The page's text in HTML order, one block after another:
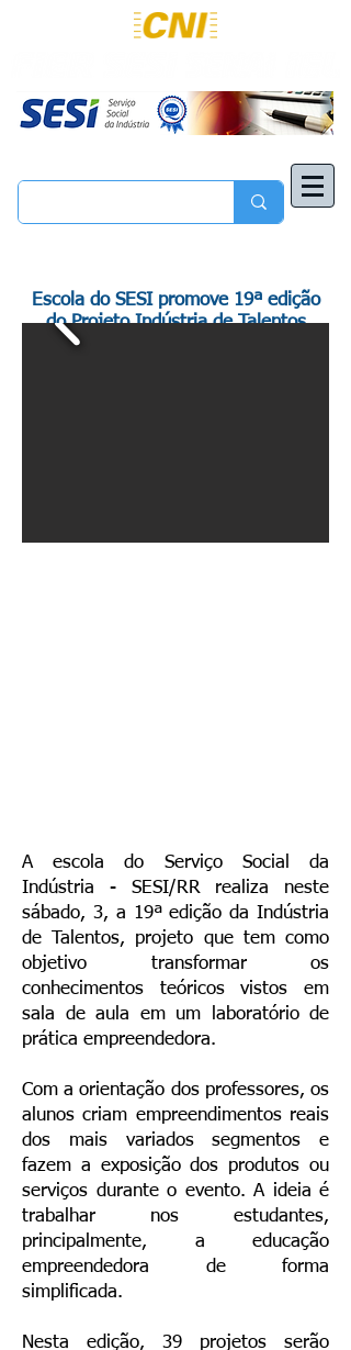
Escola do SESI promove 19ª edição
do Projeto Indústria de Talentos
A escola do Serviço Social da
Indústria - SESI/RR realiza neste
sábado, 3, a 19ª edição da Indústria
de Talentos, projeto que tem como
objetivo transformar os
conhecimentos teóricos vistos em
sala de aula em um laboratório de
prática empreendedora.
Com a orientação dos professores, os
alunos criam empreendimentos reais
dos mais variados segmentos e
fazem a exposição dos produtos ou
serviços durante o evento. A ideia é
trabalhar nos estudantes,
principalmente, a educação
empreendedora de forma
simplificada.
Nesta edição, 39 projetos serão